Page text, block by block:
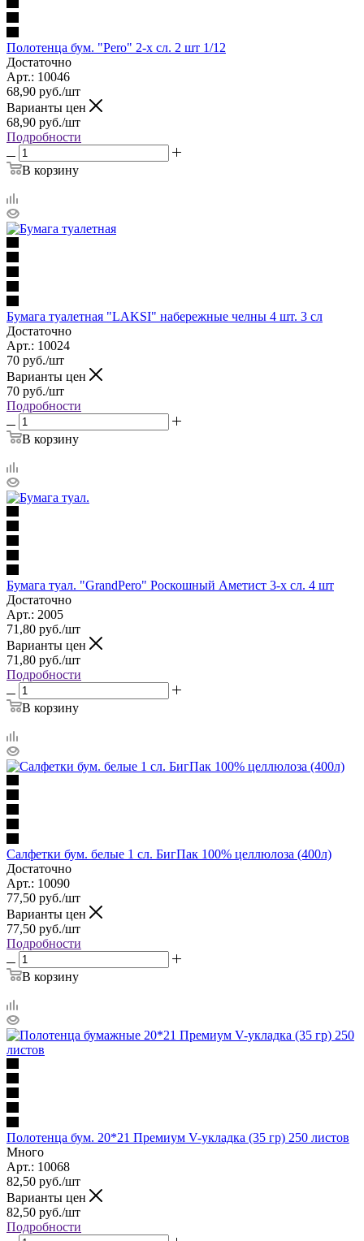
Полотенца бум. "Pero" 2-х сл. 2 шт 1/12
Достаточно
Арт.: 10046
68,90 руб./шт
Варианты цен
68,90 руб./шт
Подробности
В корзину
Бумага туалетная "LAKSI" набережные челны 4 шт. 3 сл
Достаточно
Арт.: 10024
70 руб./шт
Варианты цен
70 руб./шт
Подробности
В корзину
Бумага туал. "GrandPero" Роскошный Аметист 3-х сл. 4 шт
Достаточно
Арт.: 2005
71,80 руб./шт
Варианты цен
71,80 руб./шт
Подробности
В корзину
Салфетки бум. белые 1 сл. БигПак 100% целлюлоза (400л)
Достаточно
Арт.: 10090
77,50 руб./шт
Варианты цен
77,50 руб./шт
Подробности
В корзину
Полотенца бум. 20*21 Премиум V-укладка (35 гр) 250 листов
Много
Арт.: 10068
82,50 руб./шт
Варианты цен
82,50 руб./шт
Подробности